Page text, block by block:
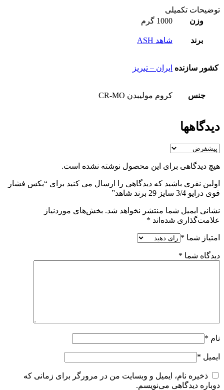
توضیحات تکمیلی
وزن
1000 گرم
برند شاهد ASH
کشور سازنده ایران – تبریز
جنس کروم مولیبدن CR-MO
دیدگاهها
هیچ دیدگاهی برای این محصول نوشته نشده است.
اولین نفری باشید که دیدگاهی را ارسال می کنید برای “بکس فشار
قوی درایو 3/4 سایز 29 برند شاهد”
نشانی ایمیل شما منتشر نخواهد شد. بخش‌های موردنیاز
علامت‌گذاری شده‌اند *
امتیاز شما *
دیدگاه شما *
نام *
ایمیل *
ذخیره نام، ایمیل و وبسایت من در مرورگر برای زمانی که
دوباره دیدگاهی می‌نویسم.